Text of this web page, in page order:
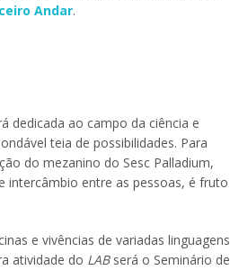
Andar.
dedicada ao campo da ciência e
teia de possibilidades. Para
do mezanino do Sesc Palladium,
intercâmbio entre as pessoas, é fruto
e vivências de variadas linguagens
atividade do LABserá o Seminário de